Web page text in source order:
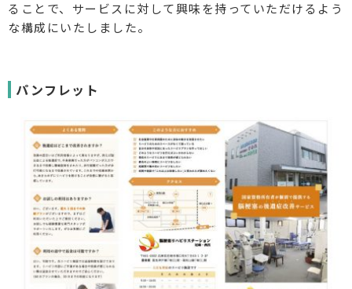
ることで、サービスに対して興味を持っていただけるよう
な構成にいたしました。
パンフレット